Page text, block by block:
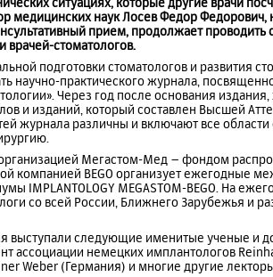
медицинских наук Лосев Федор
прием, продолжает
врачей-стоматологов.
подготовки стоматологов и развития
научно-практического журнала,
Через год после основания
и изданий, который составлен Высшей
журнала различны и включают все
Мегастом-Мед – фондом
компанией BEGO организует ежегодные
IMPLANTOLOGY MEGASTOM-BEGO. На
со всей России, Ближнего Зарубежья и
выступали следующие именитые ученые и
ассоциации немецких имплантологов
Weber (Германия) и многие другие